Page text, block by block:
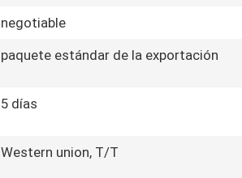
negotiable
paquete estándar de la exportación
5 días
Western union, T/T